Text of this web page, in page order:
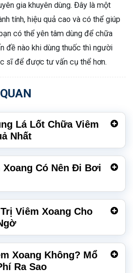
gia khuyên dùng. Đây là một
tính, hiệu quả cao và có thể giúp
có thể yên tâm dùng để chữa
đề nào khi dùng thuốc thì người
sĩ để được tư vấn cụ thể hơn.
Lá Lốt Chữa Viêm
Nhất
Có Nên Đi Bơi
Viêm Xoang Cho
Xoang Không? Mổ
Ra Sao